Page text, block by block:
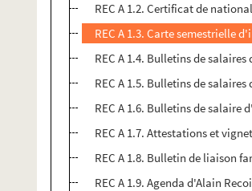
REC A 1.2. Certificat de
REC A 1.3. Carte semestrielle
REC A 1.4. Bulletins de salaires
REC A 1.5. Bulletins de salaires
REC A 1.6. Bulletins de salaire
REC A 1.7. Attestations et
REC A 1.8. Bulletin de liaison
REC A 1.9. Agenda d'Alain